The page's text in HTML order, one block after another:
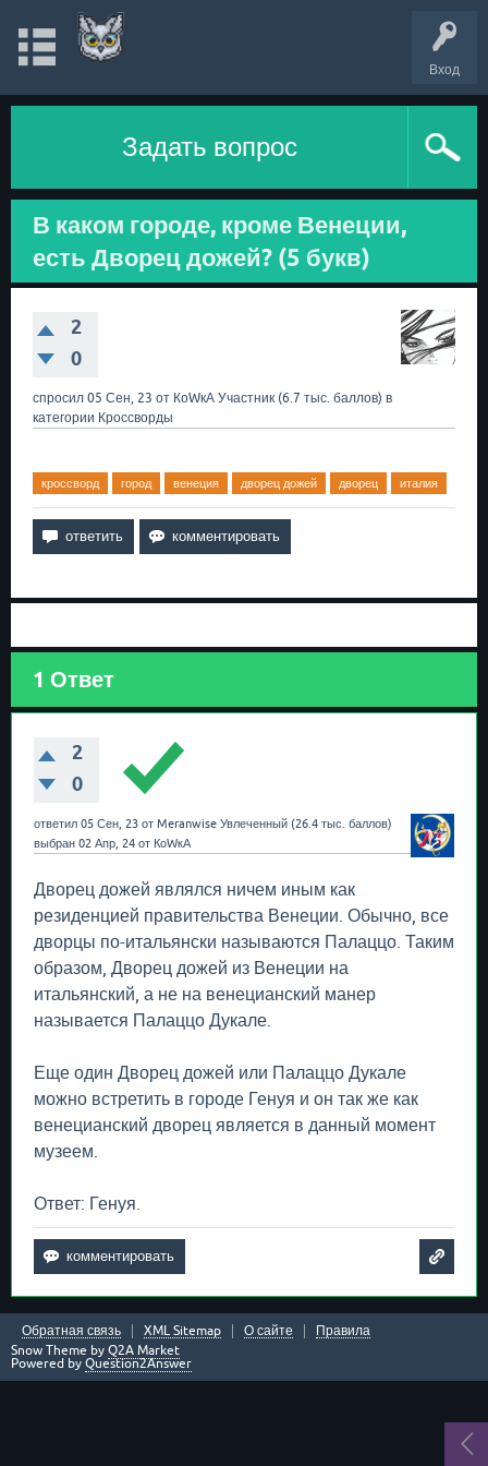
Вход
Задать вопрос
В каком городе, кроме Венеции,
есть Дворец дожей? (5 букв)
2
0
спросил 05 Сен, 23 от КоWкА Участник (6.7 тыс. баллов) в
категории Кроссворды
кроссворд город венеция дворец дожей дворец италия
1 Ответ
2
0
ответил 05 Сен, 23 от Meranwise Увлеченный (26.4 тыс. баллов)
выбран 02 Апр, 24 от КоWкА
Дворец дожей являлся ничем иным как
резиденцией правительства Венеции. Обычно, все
дворцы по-итальянски называются Палаццо. Таким
образом, Дворец дожей из Венеции на
итальянский, а не на венецианский манер
называется Палаццо Дукале.
Еще один Дворец дожей или Палаццо Дукале
можно встретить в городе Генуя и он так же как
венецианский дворец является в данный момент
музеем.
Ответ: Генуя.
Обратная связь XML Sitemap О сайте
Правила
Snow Theme by Q2A Market
Powered by Question2Answer